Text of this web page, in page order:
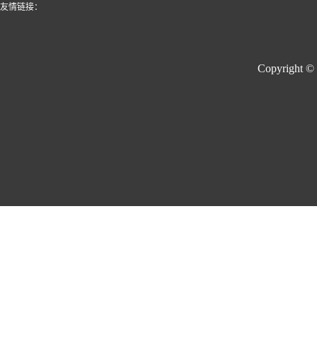
友情链接：
Copyright ©